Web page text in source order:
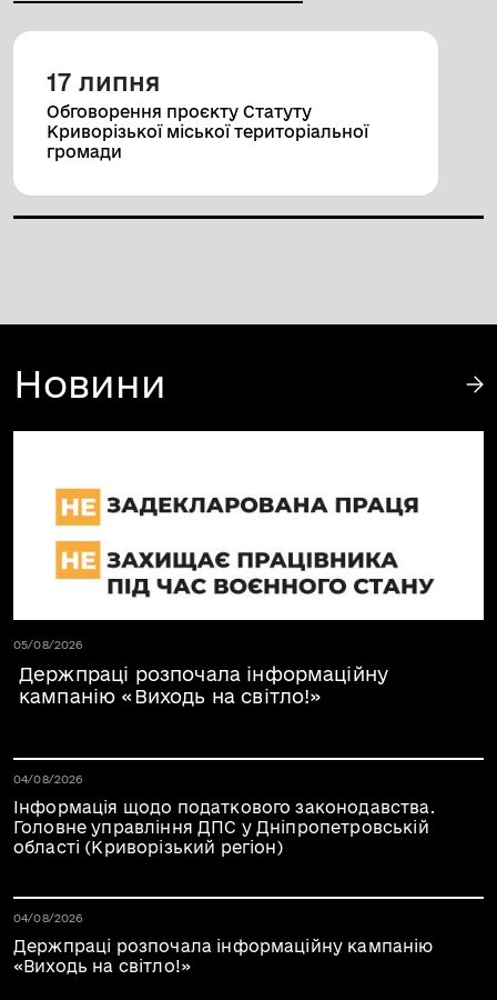
17 липня
Обговорення проєкту Статуту
Криворізької міської територіальної
громади
Новини
Дата публікації 05.08.2026
05/08/2026
Держпраці розпочала інформаційну
кампанію «Виходь на світло!»
Дата публікації 05.08.2026
04/08/2026
Інформація щодо податкового законодавства.
Головне управління ДПС у Дніпропетровській
області (Криворізький регіон)
Дата публікації 05.08.2026
04/08/2026
Держпраці розпочала інформаційну кампанію
«Виходь на світло!»